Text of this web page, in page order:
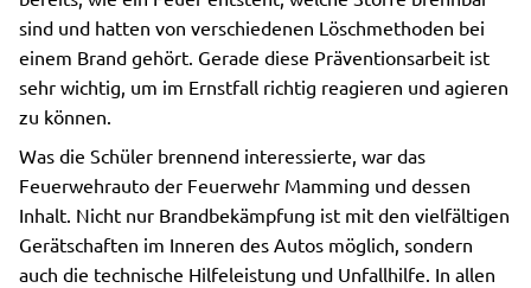
sind und hatten von verschiedenen Löschmethoden bei
einem Brand gehört. Gerade diese Präventionsarbeit ist
sehr wichtig, um im Ernstfall richtig reagieren und agieren
zu können.
Was die Schüler brennend interessierte, war das
Feuerwehrauto der Feuerwehr Mamming und dessen
Inhalt. Nicht nur Brandbekämpfung ist mit den vielfältigen
Gerätschaften im Inneren des Autos möglich, sondern
auch die technische Hilfeleistung und Unfallhilfe. In allen